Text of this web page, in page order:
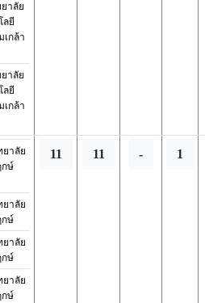
าลัย
ลยี
เกล้า
าลัย
ลยี
เกล้า
าลัย
ษ์
าลัย
ษ์
าลัย
ษ์
าลัย
ษ์
11 11 - 1